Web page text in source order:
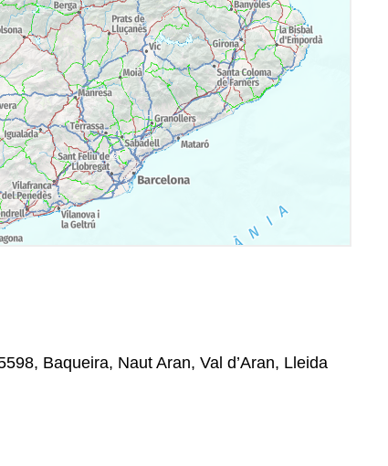
Baqueira, Naut Aran, Val d’Aran, Lleida